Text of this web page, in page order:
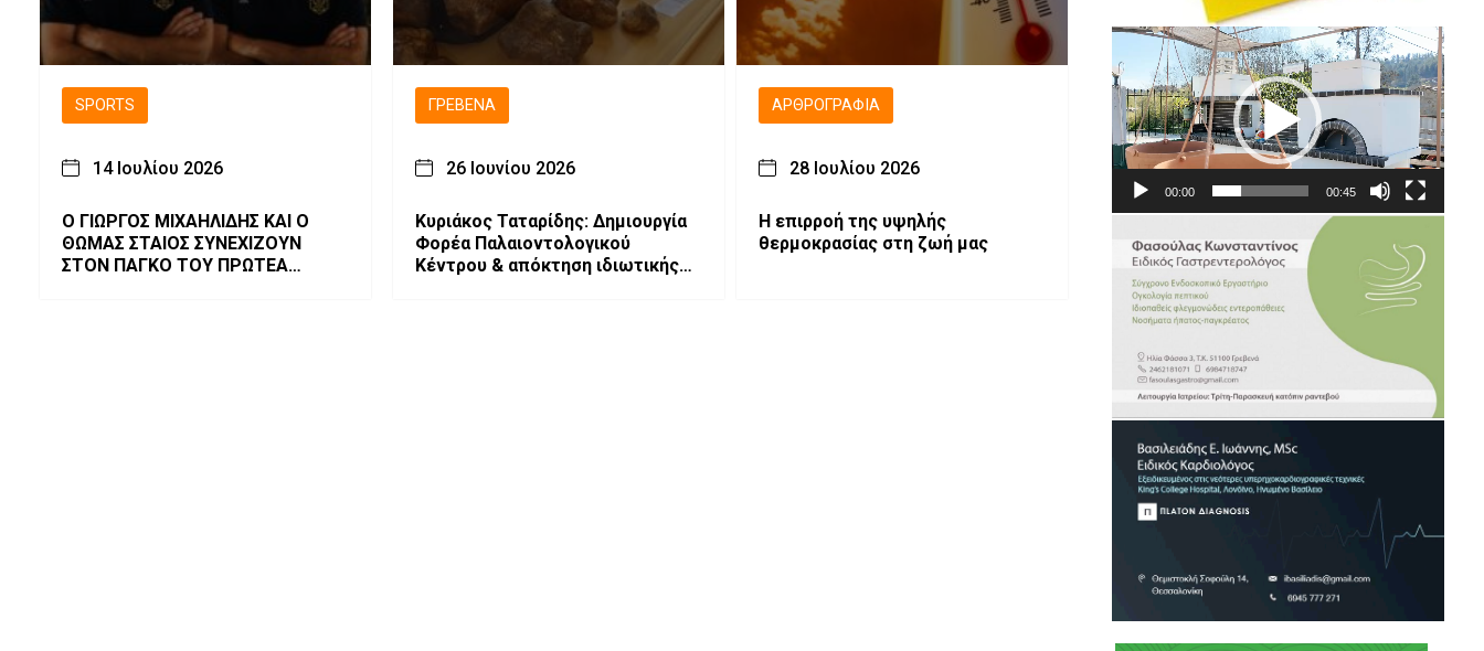
SPORTS
14 Ιουλίου 2026
Ο ΓΙΩΡΓΟΣ ΜΙΧΑΗΛΙΔΗΣ ΚΑΙ Ο
ΘΩΜΑΣ ΣΤΑΙΟΣ ΣΥΝΕΧΙΖΟΥΝ
ΣΤΟΝ ΠΑΓΚΟ ΤΟΥ ΠΡΩΤΕΑ
ΓΡΕΒΕΝΆ
26 Ιουνίου 2026
Κυριάκος Ταταρίδης: Δημιουργία
Φορέα Παλαιοντολογικού
Κέντρου & απόκτηση ιδιωτικής
ΑΡΘΡΟΓΡΑΦΊΑ
28 Ιουλίου 2026
Η επιρροή της υψηλής
θερμοκρασίας στη ζωή μας
Πρόγραμμα
Αναπαραγωγής
Βίντεο
00:00 00:45